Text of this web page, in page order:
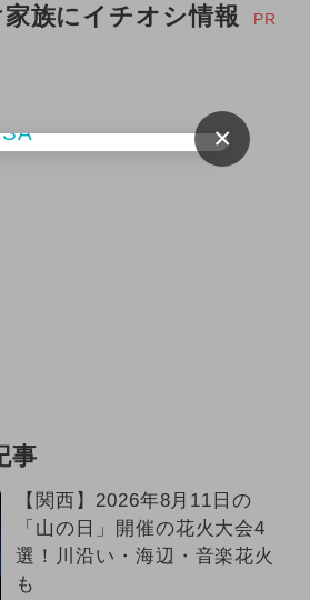
ント
ント
ント
ント
族にイチオシ情報 PR
事
【関西】2026年8月11日の
「山の日」開催の花火大会4
選！川沿い・海辺・音楽花火
も
×